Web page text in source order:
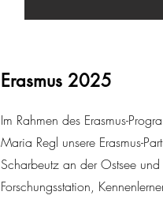
Erasmus 2025
Im Rahmen des Erasmus-
Maria Regl unsere Erasmus-
Scharbeutz an der Ostsee
Forschungsstation,